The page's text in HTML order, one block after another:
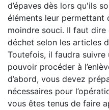
d’épaves dès lors qu'ils
éléments leur permettant
moindre souci. Il faut dire
déchet selon les articles
Toutefois, il faudra
pouvoir procéder à
d’abord, vous devez
nécessaires pour
vous êtes tenus de faire